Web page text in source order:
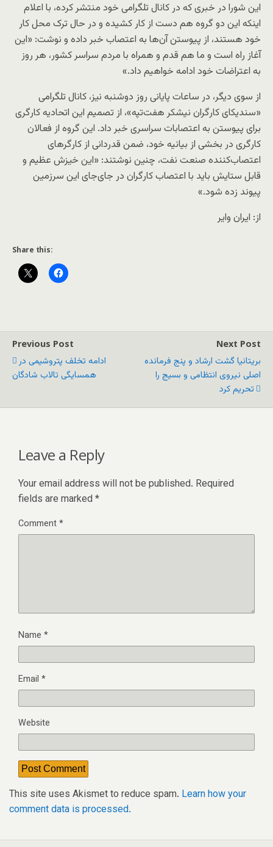
این شورا در خبری که در کانال تلگرامی خود منتشر کرده، با اعلام
اینکه این دو گروه هم دست از کار کشیده و در حال ترک محل کار
خود هستند، از پیوستن آن‌ها به اعتصاب خبر داده و نوشت: «این
آغاز راه است و ما هم قدم و همراه با مردم سراسر کشور، هر روز
به اعتراضات خود ادامه خواهیم داد.»
از سوی دیگر، در ساعات پایانی روز دوشنبه نیز، کانال تلگرامی
«سندیکای کارگران نیشکر هفت‌تپه»، از تصمیم این اتحادیه کارگری
برای پیوستن به اعتصابات سراسری خبر داد. این گروه از فعالان
کارگری در بخشی از بیانیه خود، ضمن قدردانی از کارگرهای
اعتصاب‌کننده صنعت نفت، چنین نوشتند: «این خیزش عظیم و
قابل ستایش باید با اعتصاب کارگران در جای‌جای این سرزمین
پیوند زده شود.»
از: ایران وایر
Share this:
Previous Post
ادامه تخلف پتروشیمی در
همسایگی تالاب شادگان
Next Post
بریتانیا گشت ارشاد و پنج فرمانده
اصلی نیروی انتظامی و بسیج را
تحریم کرد
Leave a Reply
Your email address will not be published. Required
fields are marked *
Comment*
Name *
Email *
Website
This site uses Akismet to reduce spam. Learn how your
comment data is processed.